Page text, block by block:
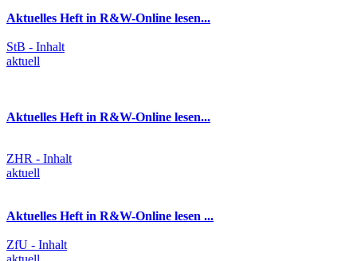
Aktuelles Heft in R&W-Online lesen...
StB - Inhalt
aktuell
Aktuelles Heft in R&W-Online lesen...
ZHR - Inhalt
aktuell
Aktuelles Heft in R&W-Online lesen ...
ZfU - Inhalt